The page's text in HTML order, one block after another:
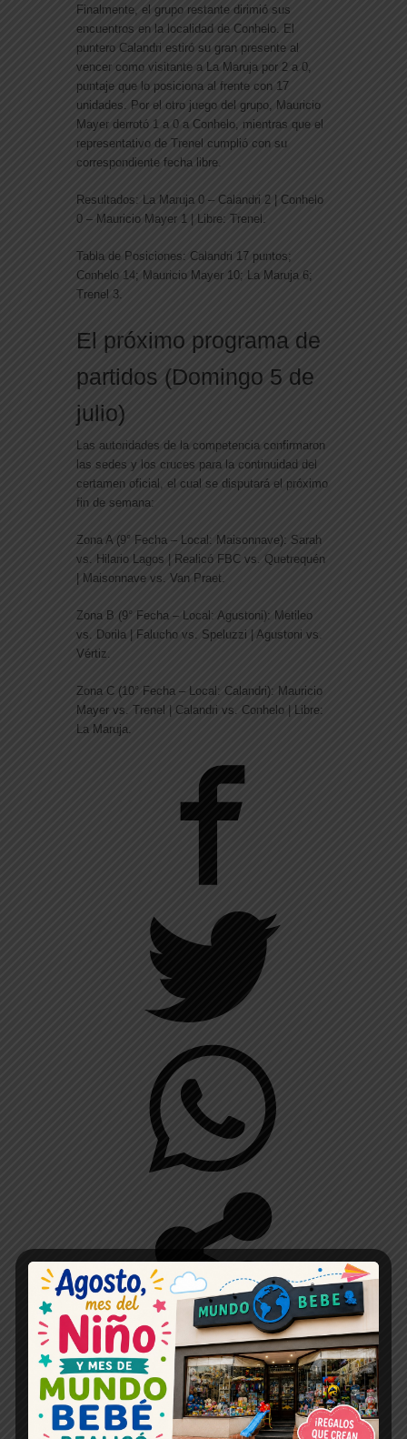
Finalmente, el grupo restante dirimió sus
encuentros en la localidad de Conhelo. El
puntero Calandri estiró su gran presente al
vencer como visitante a La Maruja por 2 a 0
puntaje que lo posiciona al frente con 17
unidades. Por el otro juego del grupo, Mauricio
Mayer derrotó 1 a 0 a Conhelo, mientras que el
representativo de Trenel cumplió con su
correspondiente fecha libre.
Resultados: La Maruja 0 – Calandri 2 | Conhelo
0 – Mauricio Mayer 1 | Libre: Trenel.
Tabla de Posiciones: Calandri 17 puntos;
Conhelo 14; Mauricio Mayer 10; La Maruja 6;
Trenel 3.
El próximo programa de
partidos (Domingo 5 de
julio)
Las autoridades de la competencia confirmaron
las sedes y los cruces para la continuidad del
certamen oficial, el cual se disputará el próximo
fin de semana:
Zona A (9° Fecha – Local: Maisonnave): Sarah
vs. Hilario Lagos | Realicó FBC vs. Quetrequén
| Maisonnave vs. Van Praet.
Zona B (9° Fecha – Local: Agustoni): Metileo
vs. Dorila | Falucho vs. Speluzzi | Agustoni vs.
Vértiz.
Zona C (10° Fecha – Local: Calandri): Mauricio
Mayer vs. Trenel | Calandri vs. Conhelo | Libre:
La Maruja.